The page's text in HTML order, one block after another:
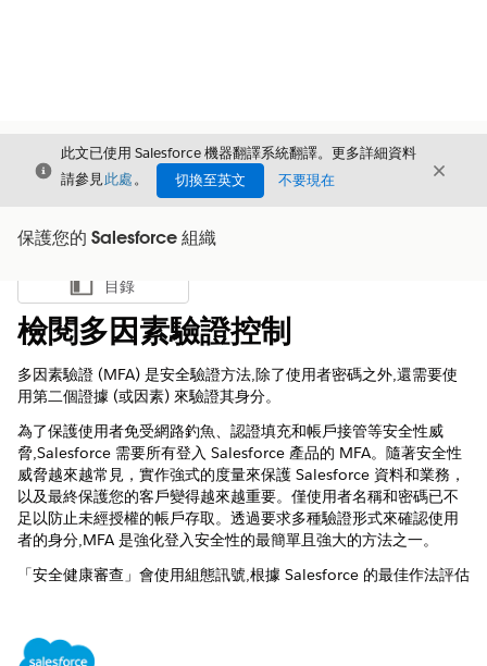
結束
此文已使用 Salesforce 機器翻譯系統翻譯。更多詳細資料
請參見此處。 切換至英文 不要現在 結束
保護您的 Salesforce 組織
顯示目錄
目錄
檢閱多因素驗證控制
多因素驗證 (MFA) 是安全驗證方法,除了使用者密碼之外,還需要使
用第二個證據 (或因素) 來驗證其身分。
為了保護使用者免受網路釣魚、認證填充和帳戶接管等安全性威
脅,Salesforce 需要所有登入 Salesforce 產品的 MFA。隨著安全性
威脅越來越常見，實作強式的度量來保護 Salesforce 資料和業務，
以及最終保護您的客戶變得越來越重要。僅使用者名稱和密碼已不
足以防止未經授權的帳戶存取。透過要求多種驗證形式來確認使用
者的身分,MFA 是強化登入安全性的最簡單且強大的方法之一。
「安全健康審查」會使用組態訊號,根據 Salesforce 的最佳作法評估
多因素驗證 (MFA) 會在密碼之外新增驗證因素,大幅降低帳戶入